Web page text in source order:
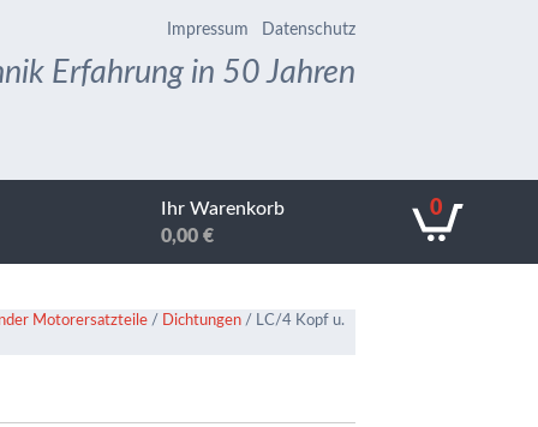
Impressum Datenschutz
Erfahrung in 50 Jahren
Ihr Warenkorb
0,00€
0
Motorersatzteile / Dichtungen / LC/4 Kopf u.